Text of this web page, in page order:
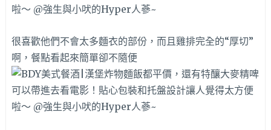
很喜歡他們不會太多麵衣的部份，而且雞排完全的“厚切”
啊，餐點看起來簡單卻不隨便